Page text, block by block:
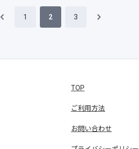
1 2 3
TOP
ご利用方法
お問い合わせ